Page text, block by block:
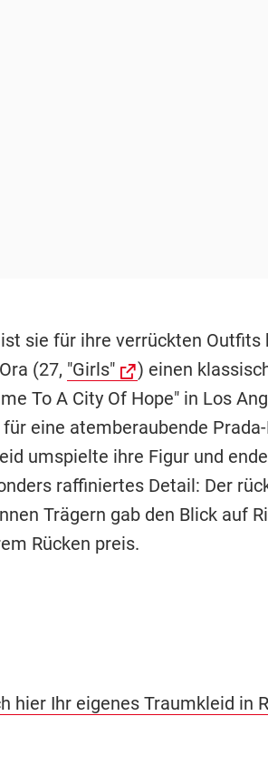
sie für ihre verrückten Outfits
(27, "Girls"
) einen
To A City Of Hope" in Los
eine atemberaubende
umspielte ihre Figur und
raffiniertes Detail: Der
Trägern gab den Blick auf
Rücken preis.
hier Ihr eigenes Traumkleid in